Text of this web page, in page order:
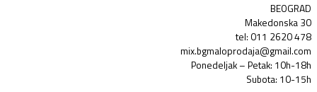
BEOGRAD
Makedonska 30
tel: 011 2620 478
mix.bgmaloprodaja@gmail.com
Ponedeljak – Petak: 10h-18h
Subota: 10-15h